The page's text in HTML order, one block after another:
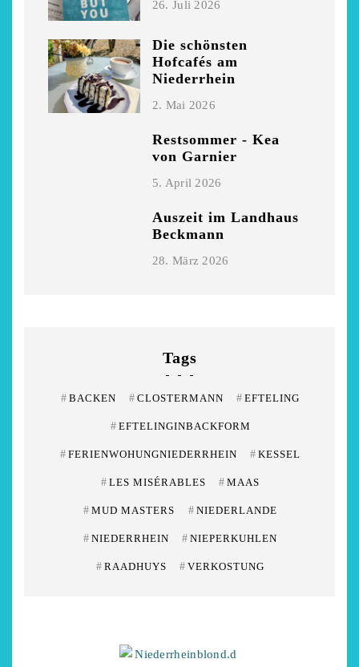
26. Juli 2026
Die schönsten
Hofcafés am
Niederrhein
2. Mai 2026
Restsommer - Kea
von Garnier
5. April 2026
Auszeit im Landhaus
Beckmann
28. März 2026
Tags
# BACKEN # CLOSTERMANN # EFTELING
# EFTELINGINBACKFORM
# FERIENWOHUNGNIEDERRHEIN # KESSEL
# LES MISÉRABLES # MAAS
# MUD MASTERS # NIEDERLANDE
# NIEDERRHEIN # NIEPERKUHLEN
# RAADHUYS # VERKOSTUNG